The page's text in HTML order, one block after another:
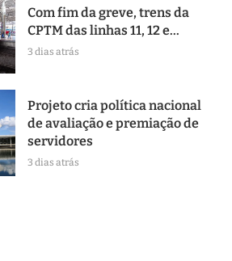
Com fim da greve, trens da
CPTM das linhas 11, 12 e...
3 dias atrás
Projeto cria política nacional
de avaliação e premiação de
servidores
3 dias atrás